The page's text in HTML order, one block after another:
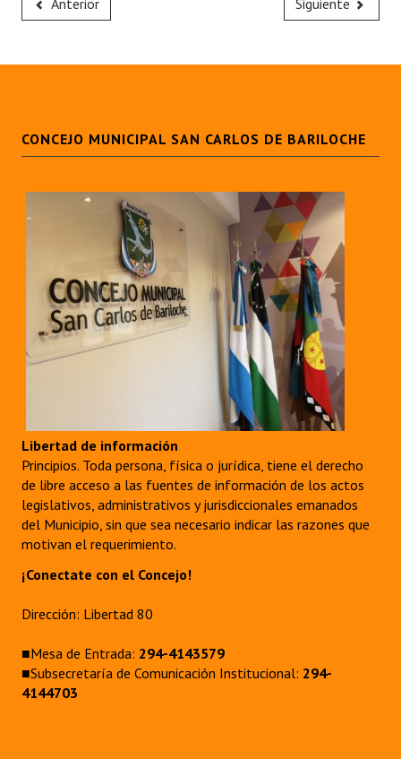
Anterior Siguiente
CONCEJO MUNICIPAL SAN CARLOS DE BARILOCHE
Libertad de información
Principios. Toda persona, física o jurídica, tiene el derecho
de libre acceso a las fuentes de información de los actos
legislativos, administrativos y jurisdiccionales emanados
del Municipio, sin que sea necesario indicar las razones que
motivan el requerimiento.
¡Conectate con el Concejo!
Dirección: Libertad 80
■Mesa de Entrada: 294-4143579
■Subsecretaría de Comunicación Institucional: 294-
4144703